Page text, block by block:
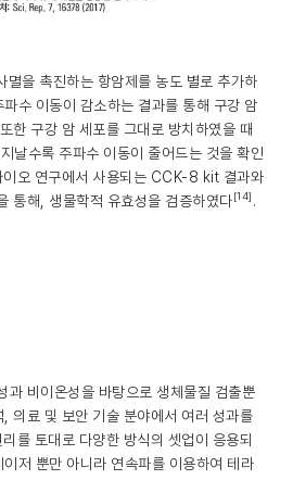
멸을 촉진하는 항암제를 농도 별로 추가하
수 이동이 감소하는 결과를 통해 구강 암
한 구강 암 세포를 그대로 방치하였을 때
날수록 주파수 이동이 줄어드는 것을 확인
이오 연구에서 사용되는 CCK-8 kit 결과와
통해, 생물학적 유효성을 검증하였다[14] .
과 비이온성을 바탕으로 생체물질 검출뿐
의료 및 보안 기술 분야에서 여러 성과를
를 토대로 다양한 방식의 셋업이 응용되
저 뿐만 아니라 연속파를 이용하여 테라